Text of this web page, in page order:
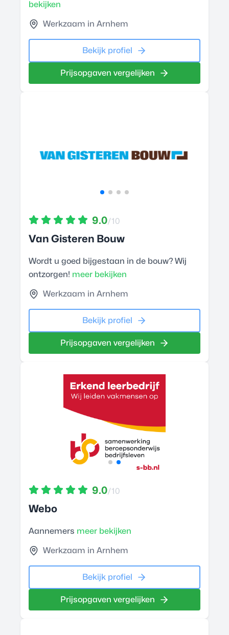
bekijken
Werkzaam in Arnhem
Bekijk profiel
Prijsopgaven vergelijken
9.0/10
Van Gisteren Bouw
Wordt u goed bijgestaan in de bouw? Wij
ontzorgen! meer bekijken
Werkzaam in Arnhem
Bekijk profiel
Prijsopgaven vergelijken
9.0/10
Webo
Aannemers meer bekijken
Werkzaam in Arnhem
Bekijk profiel
Prijsopgaven vergelijken